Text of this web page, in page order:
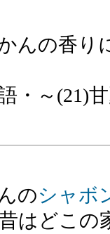
んの香り
・～(21)
のシャボ
はどこの